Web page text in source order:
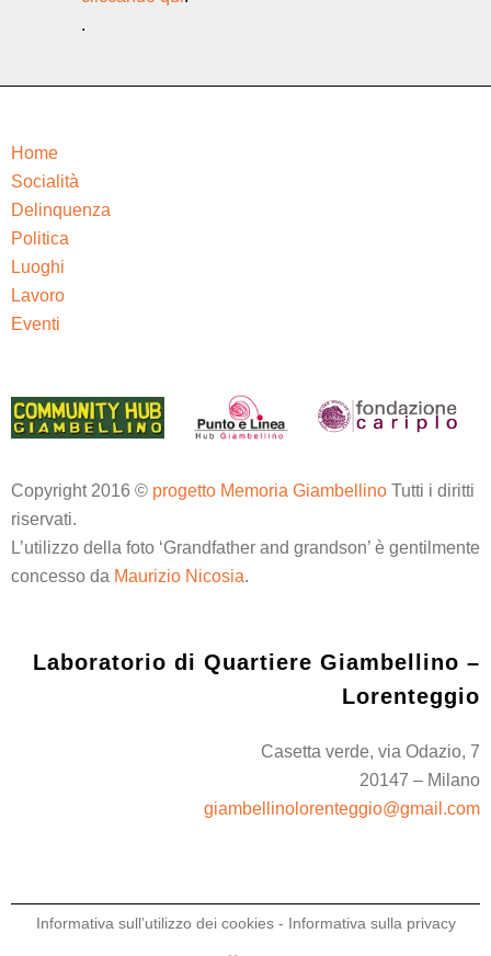
.
Home
Socialità
Delinquenza
Politica
Luoghi
Lavoro
Eventi
Copyright 2016 © progetto Memoria Giambellino Tutti i diritti
riservati.
L’utilizzo della foto ‘Grandfather and grandson’ è gentilmente
concesso da Maurizio Nicosia.
Laboratorio di Quartiere Giambellino –
Lorenteggio
Casetta verde, via Odazio, 7
20147 – Milano
giambellinolorenteggio@gmail.com
Informativa sull’utilizzo dei cookies- Informativa sulla privacy